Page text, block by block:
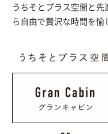
うちそとプラス空間と
ら自由で贅沢な時間を愉